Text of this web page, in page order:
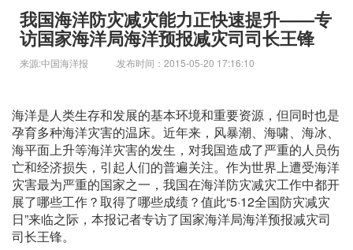
我国海洋防灾减灾能力正快速提升——专
访国家海洋局海洋预报减灾司司长王锋
来源:中国海洋报 发布时间：2015-05-20 17:16:10
海洋是人类生存和发展的基本环境和重要资源，但同时也是
孕育多种海洋灾害的温床。近年来，风暴潮、海啸、海冰、
海平面上升等海洋灾害的发生，对我国造成了严重的人员伤
亡和经济损失，引起人们的普遍关注。作为世界上遭受海洋
灾害最为严重的国家之一，我国在海洋防灾减灾工作中都开
展了哪些工作？取得了哪些成绩？值此“5·12全国防灾减灾
日”来临之际，本报记者专访了国家海洋局海洋预报减灾司
司长王锋。